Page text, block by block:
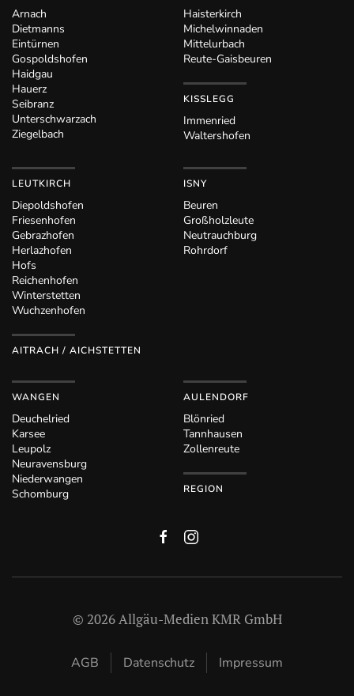
Arnach
Dietmanns
Eintürnen
Gospoldshofen
Haidgau
Hauerz
Seibranz
Unterschwarzach
Ziegelbach
Haisterkirch
Michelwinnaden
Mittelurbach
Reute-Gaisbeuren
KISSLEGG
Immenried
Waltershofen
LEUTKIRCH
Diepoldshofen
Friesenhofen
Gebrazhofen
Herlazhofen
Hofs
Reichenhofen
Winterstetten
Wuchzenhofen
AITRACH / AICHSTETTEN
ISNY
Beuren
Großholzleute
Neutrauchburg
Rohrdorf
WANGEN
Deuchelried
Karsee
Leupolz
Neuravensburg
Niederwangen
Schomburg
AULENDORF
Blönried
Tannhausen
Zollenreute
REGION
© 2026Allgäu-Medien KMR GmbH
AGB Datenschutz Impressum